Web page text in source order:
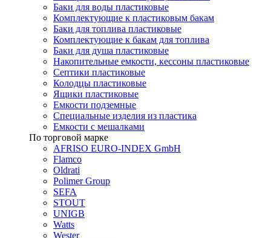
Баки для воды пластиковые
Комплектующие к пластиковым бакам
Баки для топлива пластиковые
Комплектующие к бакам для топлива
Баки для душа пластиковые
Накопительные емкости, кессоны пластиковые
Септики пластиковые
Колодцы пластиковые
Ящики пластиковые
Емкости подземные
Специальные изделия из пластика
Емкости с мешалками
По торговой марке
AFRISO EURO-INDEX GmbH
Flamco
Oldrati
Polimer Group
SEFA
STOUT
UNIGB
Watts
Wester